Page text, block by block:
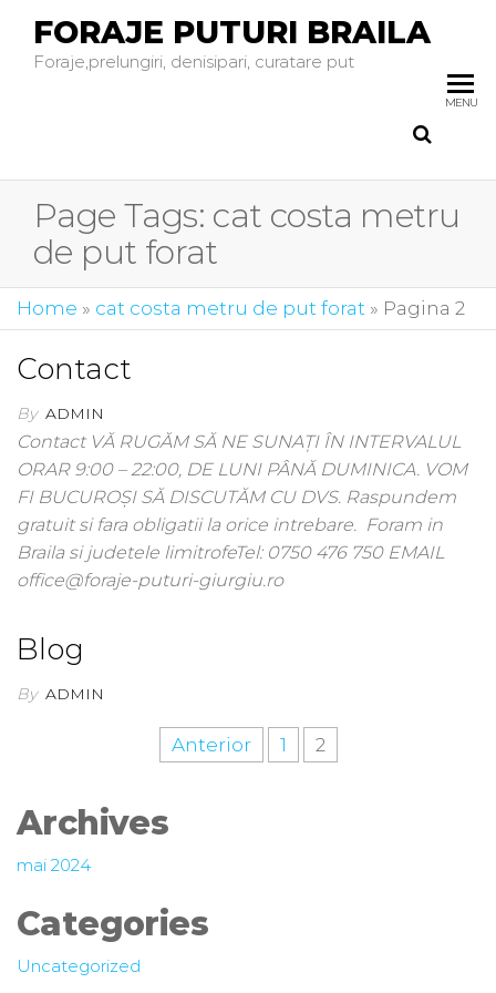
FORAJE PUTURI BRAILA
Foraje,prelungiri, denisipari, curatare put
MENU
Page Tags: cat costa metru
de put forat
Home » cat costa metru de put forat » Pagina 2
Contact
By ADMIN
Contact VĂ RUGĂM SĂ NE SUNAȚI ÎN INTERVALUL
ORAR 9:00 – 22:00, DE LUNI PÂNĂ DUMINICA. VOM
FI BUCUROȘI SĂ DISCUTĂM CU DVS.​ Raspundem
gratuit si fara obligatii la orice intrebare. Foram in
Braila si judetele limitrofeTel: 0750 476 750 EMAIL
office@foraje-puturi-giurgiu.ro
Blog
By ADMIN
Anterior 1 2
Archives
mai 2024
Categories
Uncategorized